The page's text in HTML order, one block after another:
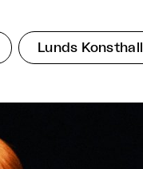
Lunds Konsthall